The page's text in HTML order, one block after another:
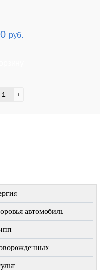
руб.
+
автомобиль